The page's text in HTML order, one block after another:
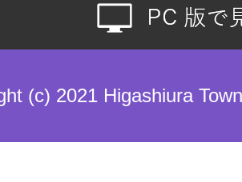
(c) 2021 Higashiura